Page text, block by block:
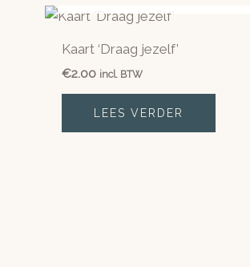
Kaart ‘Draag jezelf’
€2.00 incl. BTW
LEES VERDER